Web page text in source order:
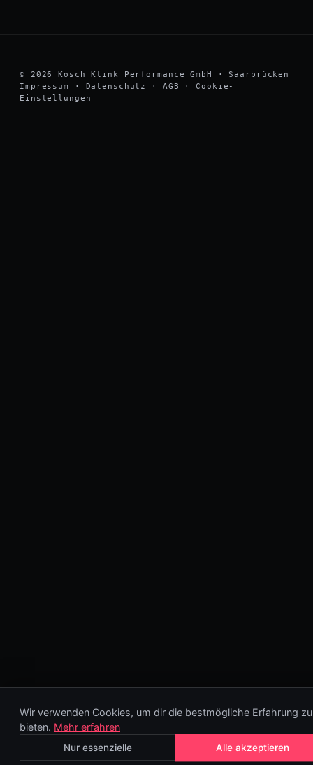
© 2026 Kosch Klink Performance GmbH · Saarbrücken
Impressum
· Datenschutz · AGB ·Cookie-
Einstellungen
Wir verwenden Cookies, um dir die bestmögliche Erfahrung zu
bieten. Mehr erfahren
Nur essenzielle Alle akzeptieren